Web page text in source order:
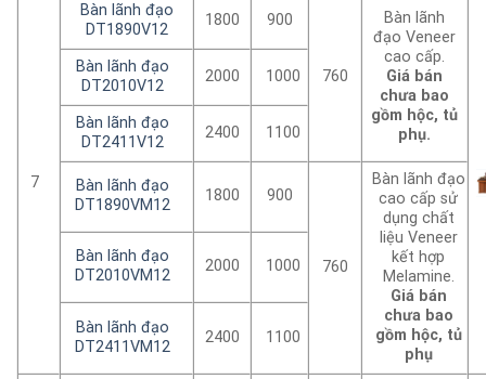
7
Bàn lãnh đạo
DT1890V12
1800 900
760
Bàn lãnh
đạo Veneer
cao cấp.
Giá bán
chưa bao
gồm hộc, tủ
phụ.
Bàn lãnh đạo
DT2010V12
2000 1000
Bàn lãnh đạo
DT2411V12
2400 1100
Bàn lãnh đạo
DT1890VM12
1800 900
760
Bàn lãnh đạo
cao cấp sử
dụng chất
liệu Veneer
kết hợp
Melamine.
Giá bán
chưa bao
gồm hộc, tủ
phụ
Bàn lãnh đạo
DT2010VM12
2000 1000
Bàn lãnh đạo
DT2411VM12
2400 1100